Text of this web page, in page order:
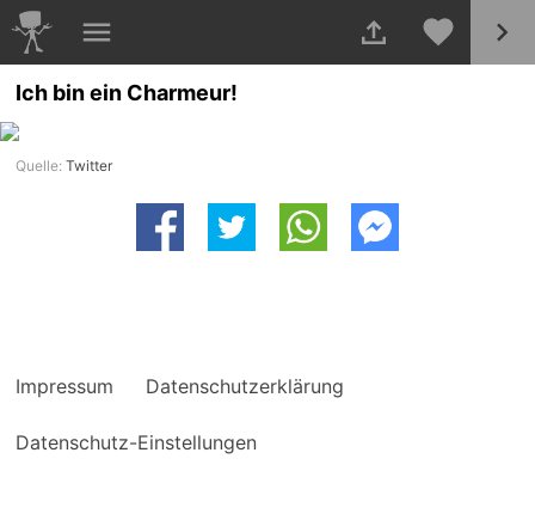
Ich bin ein Charmeur!
Quelle:Twitter
Impressum Datenschutzerklärung
Datenschutz-Einstellungen